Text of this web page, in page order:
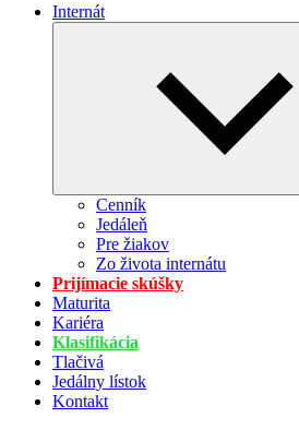
Internát
Cenník
Jedáleň
Pre žiakov
Zo života internátu
Prijímacie skúšky
Maturita
Kariéra
Klasifikácia
Tlačivá
Jedálny lístok
Kontakt